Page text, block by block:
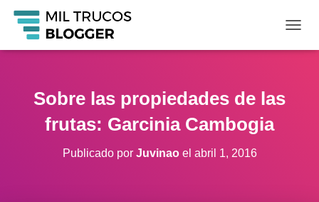
A
Sobre las propiedades de las
frutas: Garcinia Cambogia
Publicado por Juvinaoel abril 1, 2016